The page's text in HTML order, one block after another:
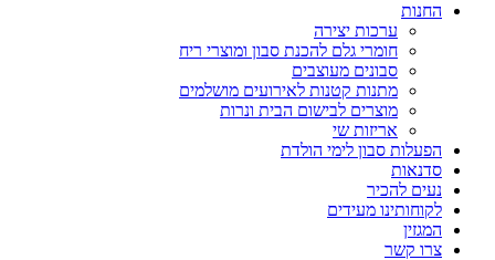
החנות
ערכות יצירה
חומרי גלם להכנת סבון ומוצרי ריח
סבונים מעוצבים
מתנות קטנות לאירועים מושלמים
מוצרים לבישום הבית ונרות
אריזות שי
הפעלות סבון לימי הולדת
סדנאות
נעים להכיר
לקוחותינו מעידים
המגזין
צרו קשר